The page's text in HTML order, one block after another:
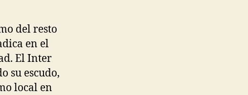
del resto
en el
El Inter
su escudo,
local en